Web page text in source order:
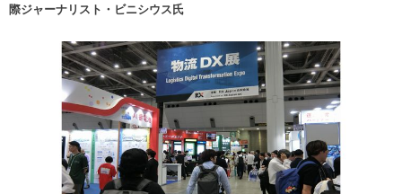
際ジャーナリスト・ビニシウス氏